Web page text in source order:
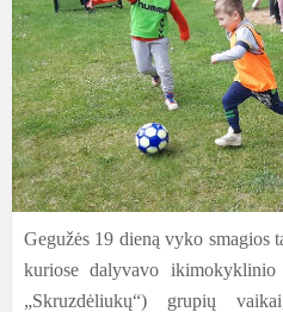
Gegužės 19 dieną vyko smagios
kuriose dalyvavo
„Skruzdėliukų“) grupių